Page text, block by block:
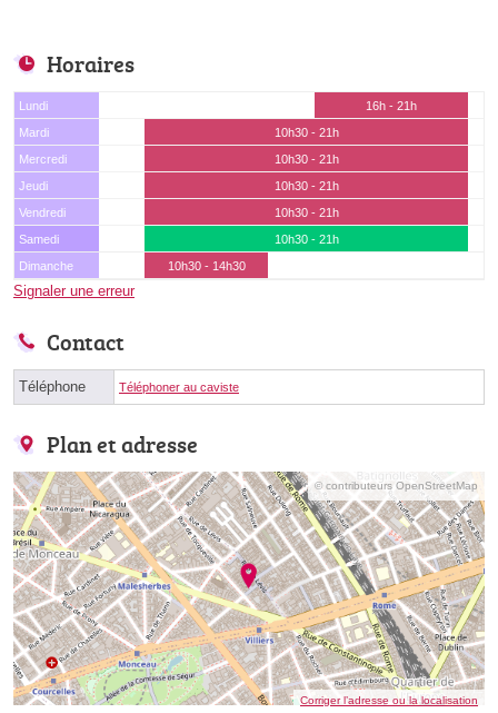
Horaires
Lundi
16h - 21h
Mardi
10h30 - 21h
Mercredi
10h30 - 21h
Jeudi
10h30 - 21h
Vendredi
10h30 - 21h
Samedi
10h30 - 21h
Dimanche
10h30 - 14h30
Signaler une erreur
Contact
Téléphone Téléphoner au caviste
Plan et adresse
© contributeurs OpenStreetMap
Corriger l’adresse ou la localisation